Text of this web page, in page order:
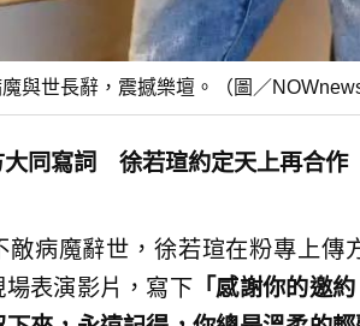
與世長辭，震撼樂壇。（圖／
大同寫詞 徐若瑄約定天上再合作
敵病魔辭世，徐若瑄在粉專上傳
場表演影片，寫下 「感謝你的邀